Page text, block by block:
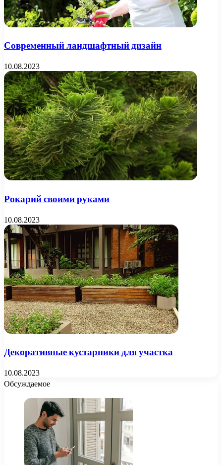
Современный ландшафтный дизайн
10.08.2023
Рокарий своими руками
10.08.2023
Декоративные кустарники для участка
10.08.2023
Обсуждаемое